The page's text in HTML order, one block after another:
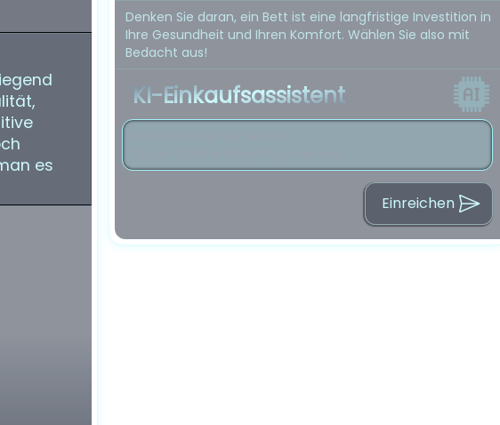
es
Denken Sie daran, ein Bett ist eine langfristige Investition in
Ihre Gesundheit und Ihren Komfort. Wählen Sie also mit
Bedacht aus!
KI-Einkaufsassistent
Einreichen